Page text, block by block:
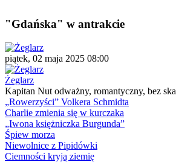
"Gdańska" w antrakcie
piątek, 02 maja 2025 08:00
Żeglarz
Kapitan Nut odważny, romantyczny, bez
„Rowerzyści” Volkera Schmidta
Charlie zmienia się w kurczaka
„Iwona księżniczka Burgunda”
Śpiew morza
Niewolnice z Pipidówki
Ciemności kryją ziemię